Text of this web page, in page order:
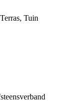
Terras, Tuin